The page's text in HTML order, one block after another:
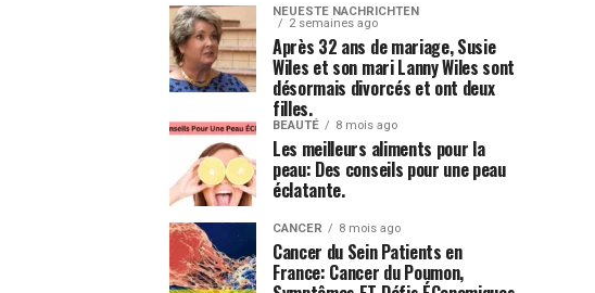
NEUESTE NACHRICHTEN
2 semaines ago
Après 32 ans de mariage, Susie
Wiles et son mari Lanny Wiles sont
désormais divorcés et ont deux
filles.
BEAUTÉ 8 mois ago
Les meilleurs aliments pour la
peau: Des conseils pour une peau
éclatante.
CANCER 8 mois ago
Cancer du Sein Patients en
France: Cancer du Poumon,